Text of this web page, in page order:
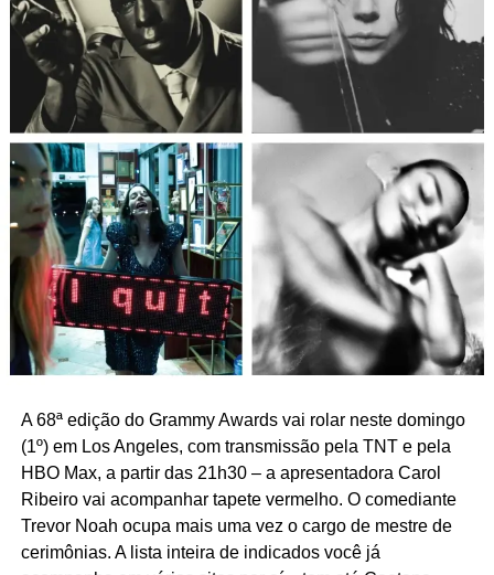
A 68ª edição do Grammy Awards vai rolar neste domingo
(1º) em Los Angeles, com transmissão pela TNT e pela
HBO Max, a partir das 21h30 – a apresentadora Carol
Ribeiro vai acompanhar tapete vermelho. O comediante
Trevor Noah ocupa mais uma vez o cargo de mestre de
cerimônias. A lista inteira de indicados você já